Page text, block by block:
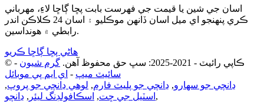
اسان جي شين يا قيمت جي فهرست بابت پڇا ڳاڇا لاءِ، مھرباني
ڪري پنھنجو اي ميل اسان ڏانھن موڪليو ۽ اسان 24 ڪلاڪن اندر
رابطي ۾ ھونداسين.
هاڻي پڇا ڳاڇا ڪريو
© ڪاپي رائيٽ - 2021-2025: سڀ حق محفوظ آهن.
گرم شيون -
سائيٽ ميپ - اي ايم پي موبائل
ڍانچي جو سهارو, ڍانچي جو پليٽ فارم, لوهي ڍانچي جو پروپ,
اسٽيل جي ڇت, اسڪافولڊنگ ليئر , ڍانچو ,